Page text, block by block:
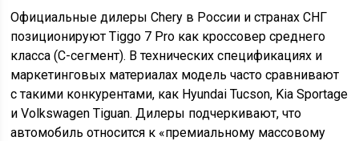
Официальные дилеры Chery в России и странах СНГ
позиционируют Tiggo 7 Pro как кроссовер среднего
класса (C-сегмент). В технических спецификациях и
маркетинговых материалах модель часто сравнивают
с такими конкурентами, как Hyundai Tucson, Kia Sportage
и Volkswagen Tiguan. Дилеры подчеркивают, что
автомобиль относится к «премиальному массовому